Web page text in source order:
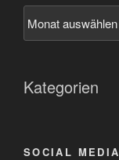
Kategorien
SOCIAL MEDIA